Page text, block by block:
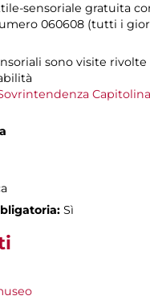
sensoriale gratuita
060608 (tutti i
sono visite
Capitolina
Sì